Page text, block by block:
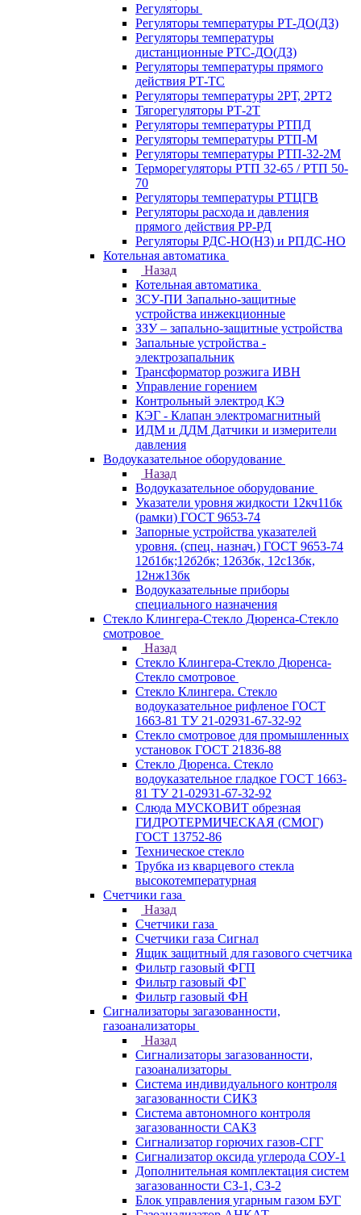
Регуляторы
Регуляторы температуры РТ-ДО(ДЗ)
Регуляторы температуры
дистанционные РТС-ДО(ДЗ)
Регуляторы температуры прямого
действия РТ-ТС
Регуляторы температуры 2РТ, 2РT2
Тягорегуляторы РТ-2Т
Регуляторы температуры РТПД
Регуляторы температуры РТП-M
Регуляторы температуры РТП-32-2М
Терморегуляторы РТП 32-65 / РТП 50-
70
Регуляторы температуры РТЦГВ
Регуляторы расхода и давления
прямого действия РР-РД
Регуляторы РДС-НО(НЗ) и РПДС-НО
Котельная автоматика
Назад
Котельная автоматика
ЗСУ-ПИ Запально-защитные
устройства инжекционные
ЗЗУ – запально-защитные устройства
Запальные устройства -
электрозапальник
Трансформатор розжига ИВН
Управление горением
Контрольный электрод КЭ
КЭГ - Клапан электромагнитный
ИДМ и ДДМ Датчики и измерители
давления
Водоуказательное оборудование
Назад
Водоуказательное оборудование
Указатели уровня жидкости 12кч11бк
(рамки) ГОСТ 9653-74
Запорные устройства указателей
уровня. (спец. назнач.) ГОСТ 9653-74
12б1бк;12б2бк; 12б3бк, 12с13бк,
12нж13бк
Водоуказательные приборы
специального назначения
Стекло Клингера-Стекло Дюренса-Стекло
смотровое
Назад
Стекло Клингера-Стекло Дюренса-
Стекло смотровое
Стекло Клингера. Стекло
водоуказательное рифленое ГОСТ
1663-81 ТУ 21-02931-67-32-92
Стекло смотровое для промышленных
установок ГОСТ 21836-88
Стекло Дюренса. Стекло
водоуказательное гладкое ГОСТ 1663-
81 ТУ 21-02931-67-32-92
Слюда МУСКОВИТ обрезная
ГИДРОТЕРМИЧЕСКАЯ (СМОГ)
ГОСТ 13752-86
Техническое стекло
Трубка из кварцевого стекла
высокотемпературная
Счетчики газа
Назад
Счетчики газа
Счетчики газа Сигнал
Ящик защитный для газового счетчика
Фильтр газовый ФГП
Фильтр газовый ФГ
Фильтр газовый ФН
Сигнализаторы загазованности,
газоанализаторы
Назад
Сигнализаторы загазованности,
газоанализаторы
Система индивидуального контроля
загазованности СИКЗ
Система автономного контроля
загазованности САКЗ
Сигнализатор горючих газов-СГГ
Сигнализатор оксида углерода СОУ-1
Дополнительная комплектация систем
загазованности СЗ-1, СЗ-2
Блок управления угарным газом БУГ